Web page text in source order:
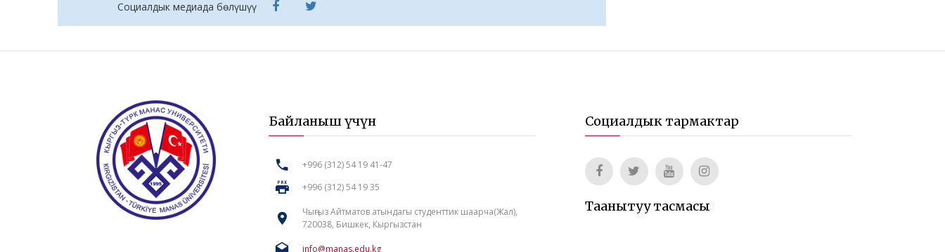
Социалдык медиада бөлүшүү
Байланыш үчүн
+996 (312) 54 19 41-47
+996 (312) 54 19 35
Чыңгыз Айтматов атындагы студенттик шаарча(Жал),
720038, Бишкек, Кыргызстан
info@manas.edu.kg
Социалдык тармактар
Таанытуу тасмасы